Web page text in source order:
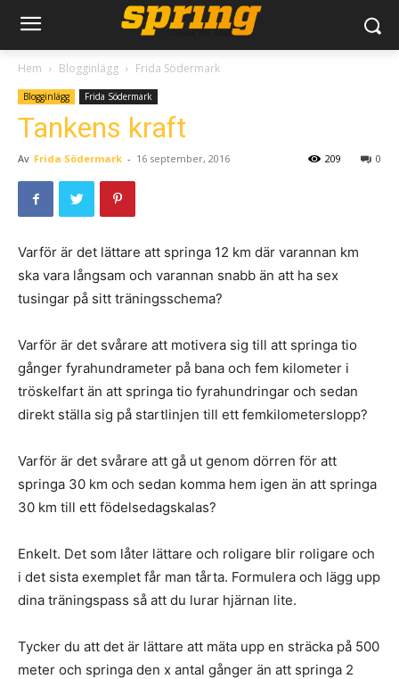
Hem Blogginlägg Frida Södermark
Blogginlägg Frida Södermark
Tankens kraft
Av Frida Södermark - 16 september, 2016 0
209
Varför är det lättare att springa 12 km där varannan km
ska vara långsam och varannan snabb än att ha sex
tusingar på sitt träningsschema?
Varför är det svårare att motivera sig till att springa tio
gånger fyrahundrameter på bana och fem kilometer i
tröskelfart än att springa tio fyrahundringar och sedan
direkt ställa sig på startlinjen till ett femkilometerslopp?
Varför är det svårare att gå ut genom dörren för att
springa 30 km och sedan komma hem igen än att springa
30 km till ett födelsedagskalas?
Enkelt. Det som låter lättare och roligare blir roligare och
i det sista exemplet får man tårta. Formulera och lägg upp
dina träningspass så att du lurar hjärnan lite.
Tycker du att det är lättare att mäta upp en sträcka på 500
meter och springa den x antal gånger än att springa 2